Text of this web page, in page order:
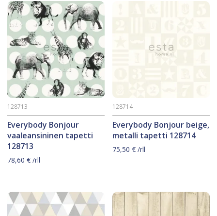
Everybody Bonjour
vaaleansininen tapetti
128713
128713
78,60 € /rll
Everybody Bonjour beige,
metalli tapetti 128714
128714
75,50€ /rll